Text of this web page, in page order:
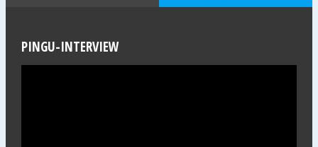
PINGU-INTERVIEW